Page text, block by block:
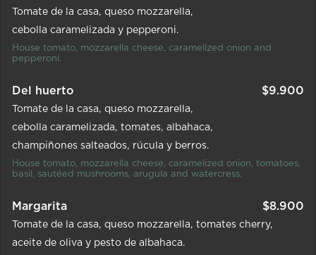
Tomate de la casa
queso mozzarella
cebolla caramelizada y pepperoni.
House tomato, mozzarella cheese, caramelized onion and
pepperoni.
Del huerto $9.900
Tomate de la casa
queso mozzarella
cebolla caramelizada
tomates
albahaca
champiñones salteados
rúcula y berros.
House tomato, mozzarella cheese, caramelized onion, tomatoes,
basil, sautéed mushrooms, arugula and watercress.
Margarita $8.900
Tomate de la casa queso mozzarella
tomates cherry
aceite de oliva y pesto de albahaca.